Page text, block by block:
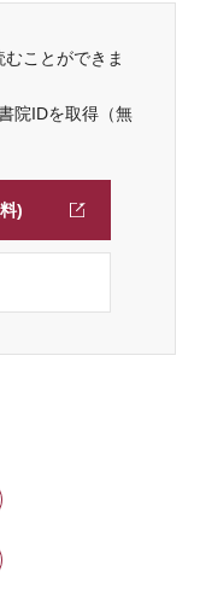
ことができま
院IDを取得（無
)